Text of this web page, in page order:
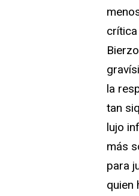
la
tan
lujo
más
para
quien